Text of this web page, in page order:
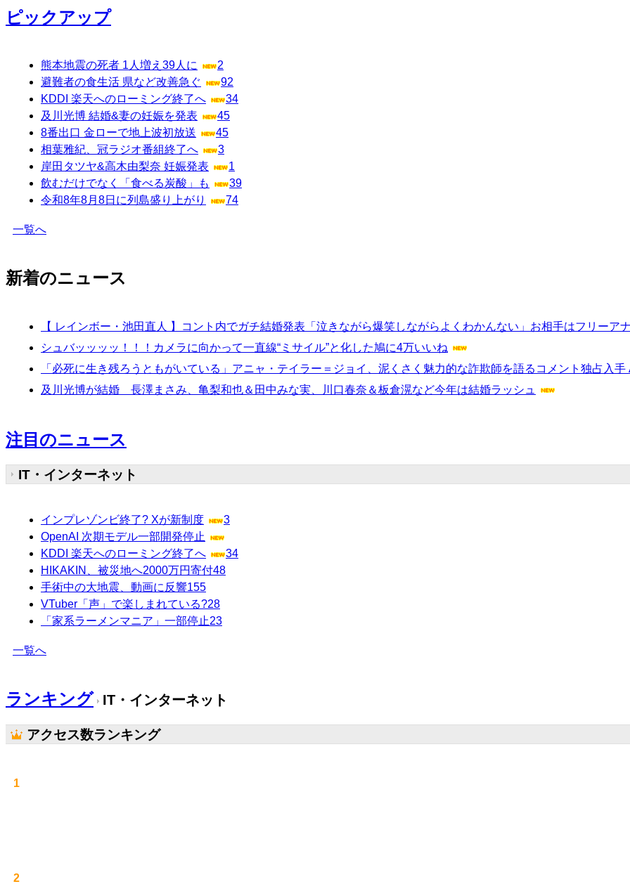
ピックアップ
熊本地震の死者 1人増え39人に
2
避難者の食生活 県など改善急ぐ
92
KDDI 楽天へのローミング終了へ
34
及川光博 結婚&妻の妊娠を発表
45
8番出口 金ローで地上波初放送
45
相葉雅紀、冠ラジオ番組終了へ
3
岸田タツヤ&高木由梨奈 妊娠発表
1
飲むだけでなく「食べる炭酸」も
39
令和8年8月8日に列島盛り上がり
74
一覧へ
新着のニュース
【 レインボー・池田直人 】コント内でガチ結婚発表「泣きながら爆笑しながらよくわかんない」お相手はフリー
シュバッッッッ！！！カメラに向かって一直線“ミサイル”と化した鳩に4万いいね
「必死に生き残ろうともがいている」アニャ・テイラー＝ジョイ、泥くさく魅力的な詐欺師を語るコメント独占入
及川光博が結婚 長澤まさみ、亀梨和也＆田中みな実、川口春奈＆板倉滉など今年は結婚ラッシュ
注目のニュース
IT・インターネット
インプレゾンビ終了? Xが新制度
3
OpenAI 次期モデル一部開発停止
KDDI 楽天へのローミング終了へ
34
HIKAKIN、被災地へ2000万円寄付48
手術中の大地震、動画に反響155
VTuber「声」で楽しまれている?28
「家系ラーメンマニア」一部停止23
一覧へ
ランキング IT・インターネット
アクセス数ランキング
1
2